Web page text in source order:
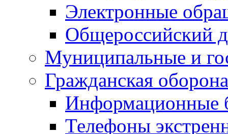
Электронные
Общероссийский
Муниципальные и
Гражданская
Информационные
Телефоны